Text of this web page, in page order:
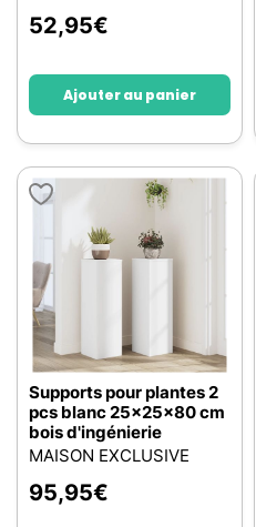
52,95€
Ajouter au panier
Supports pour plantes 2
pcs blanc 25x25x80 cm
bois d'ingénierie
MAISON EXCLUSIVE
95,95€